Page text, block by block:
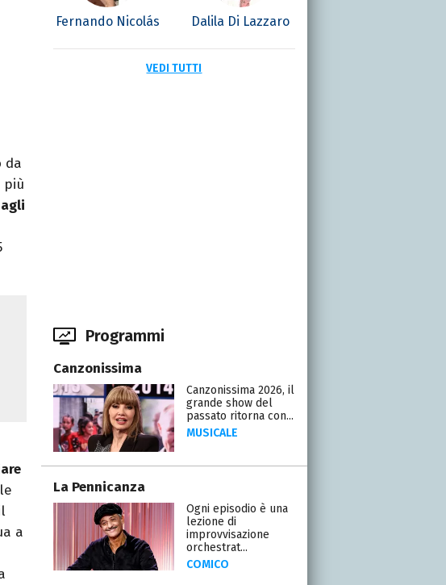
da
più
a
Fernando Nicolás Dalila Di Lazzaro
VEDI TUTTI
Programmi
Canzonissima
Canzonissima 2026, il
grande show del
passato ritorna con...
MUSICALE
La Pennicanza
Ogni episodio è una
lezione di
improvvisazione
orchestrat...
COMICO